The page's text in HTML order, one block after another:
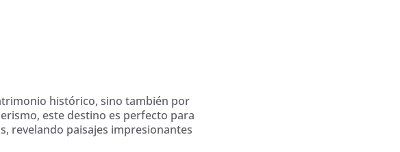
histórico, sino también por
este destino es perfecto para
revelando paisajes impresionantes